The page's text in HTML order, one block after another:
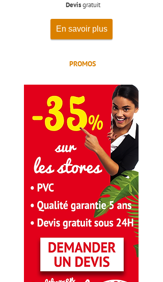
Devisgratuit
En savoir plus
PROMOS